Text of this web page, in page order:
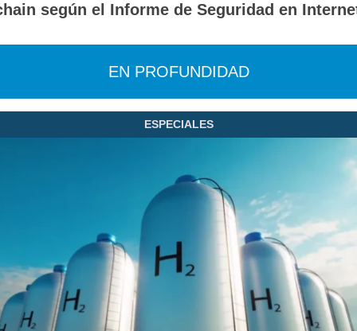
según el Informe de Seguridad en
EN PROFUNDIDAD
ESPECIALES